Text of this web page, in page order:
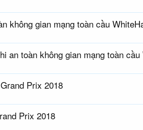
không gian mạng toàn cầu
an toàn không gian mạng toàn
Prix 2018
Prix 2018